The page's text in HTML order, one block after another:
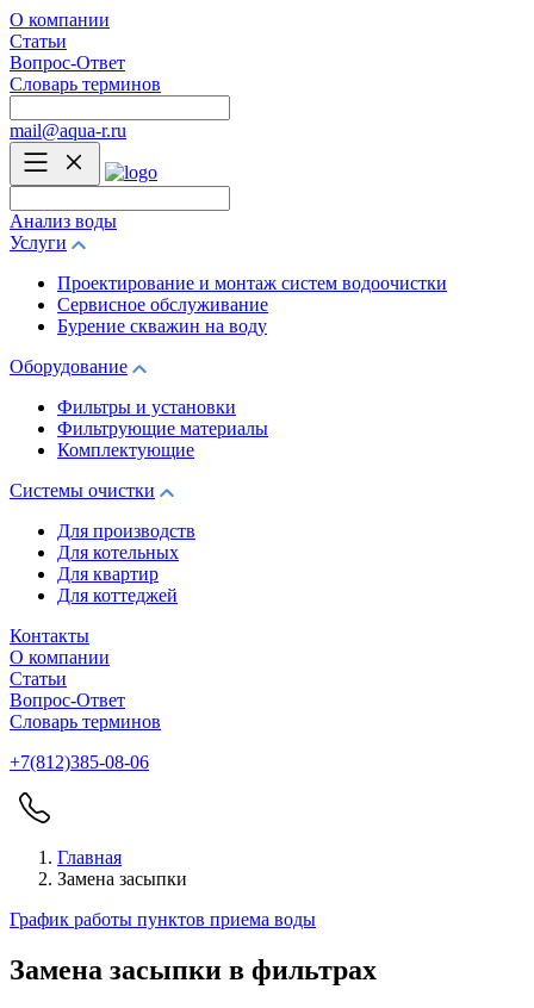
О компании
Статьи
Вопрос-Ответ
Словарь терминов
mail@aqua-r.ru
Анализ воды
Услуги
Проектирование и монтаж систем водоочистки
Сервисное обслуживание
Бурение скважин на воду
Оборудование
Фильтры и установки
Фильтрующие материалы
Комплектующие
Системы очистки
Для производств
Для котельных
Для квартир
Для коттеджей
Контакты
О компании
Статьи
Вопрос-Ответ
Словарь терминов
+7(812)385-08-06
Главная
Замена засыпки
График работы пунктов приема воды
Замена засыпки в фильтрах